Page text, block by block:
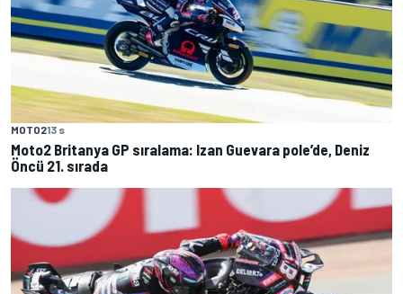
MOTO213 s
Moto2 Britanya GP sıralama: Izan Guevara pole’de, Deniz
Öncü 21. sırada